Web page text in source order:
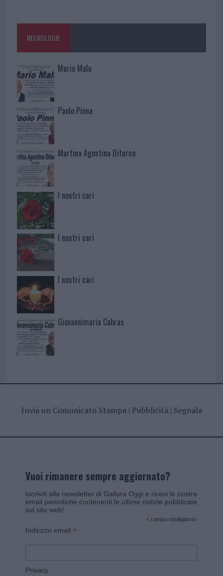
NECROLOGIE
Mario Malu
Paolo Pinna
Martina Agostina Diturco
I nostri cari
I nostri cari
I nostri cari
Giovannimaria Cabras
Invia un Comunicato Stampa| Pubblicità| Segnala
Vuoi rimanere sempre aggiornato?
Iscriviti alla newsletter di Gallura Oggi e ricevi le nostre
email periodiche contenenti le ultime notizie pubblicate
sul sito web!
* campo obbligatorio
Indirizzo email *
Privacy